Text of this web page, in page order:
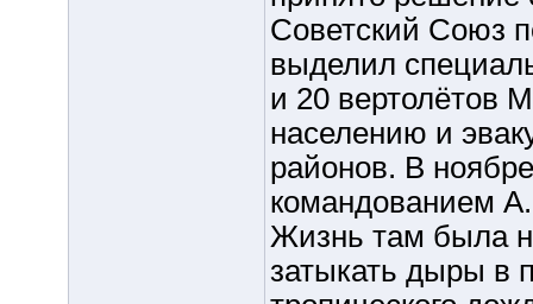
Советский Союз
выделил
и 20 вертолётов
населению и
районов. В
командованием
Жизнь там была
затыкать дыры в